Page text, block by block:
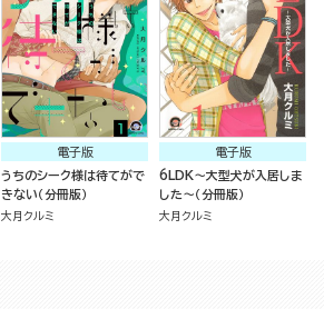
電子版
うちのシーク様は待てがで
きない（分冊版）
大月クルミ
電子版
6LDK～大型犬が入居しま
した～（分冊版）
大月クルミ